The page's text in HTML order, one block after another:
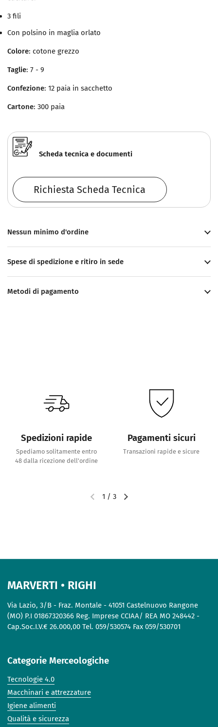
3 fili
Con polsino in maglia orlato
Colore: cotone grezzo
Taglie: 7 - 9
Confezione: 12 paia in sacchetto
Cartone: 300 paia
Scheda tecnica e documenti
Richiesta Scheda Tecnica
Nessun minimo d'ordine
Spese di spedizione e ritiro in sede
Metodi di pagamento
Spedizioni rapide
Spediamo solitamente entro
48 dalla ricezione dell'ordine
Pagamenti sicuri
Transazioni rapide e sicure
1 / 3
MARVERTI • RIGHI
Via Lazio, 3/B - Fraz. Montale - 41051 Castelnuovo Rangone
(MO) P.I 01867320366 Reg. Imprese CCIAA/ REA MO 248442 -
Cap.Soc.I.V.€ 26.000,00 Tel. 059/530574 Fax 059/530701
Categorie Merceologiche
Tecnologie 4.0
Macchinari e attrezzature
Igiene alimenti
Qualità e sicurezza